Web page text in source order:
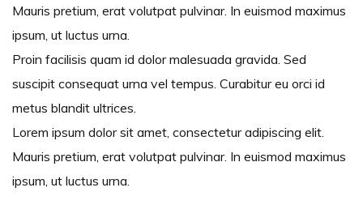
Mauris pretium, erat volutpat pulvinar. In euismod maximus
ipsum, ut luctus urna.
Proin facilisis quam id dolor malesuada gravida. Sed
suscipit consequat urna vel tempus. Curabitur eu orci id
metus blandit ultrices.
Lorem ipsum dolor sit amet, consectetur adipiscing elit.
Mauris pretium, erat volutpat pulvinar. In euismod maximus
ipsum, ut luctus urna.